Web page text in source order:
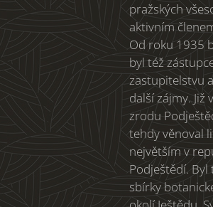
pražských
aktivním
Od roku 1935
byl též
zastupitelstvu
další zájmy.
zrodu
tehdy věnoval
největším v
Podještědí.
sbírky